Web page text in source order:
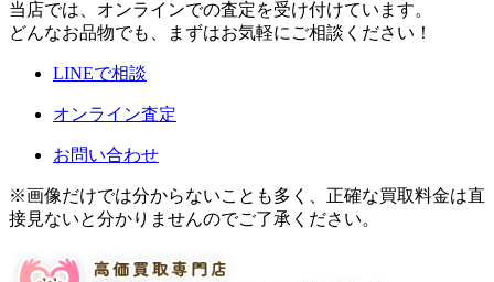
当店では、オンラインでの査定を受け付けています。
どんなお品物でも、まずはお気軽にご相談ください！
LINEで相談
オンライン査定
お問い合わせ
※画像だけでは分からないことも多く、正確な買取料金は直
接見ないと分かりませんのでご了承ください。